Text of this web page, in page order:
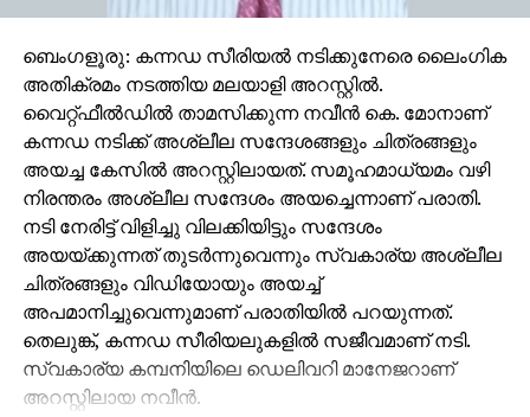
ബെംഗളൂരു: കന്നഡ സീരിയൽ നടിക്കുനേരെ ലൈംഗിക
അതിക്രമം നടത്തിയ മലയാളി അറസ്റ്റിൽ.
വൈറ്റ്‌ഫീൽഡിൽ താമസിക്കുന്ന നവീൻ കെ. മോനാണ്
കന്നഡ നടിക്ക് അശ്ലീല സന്ദേശങ്ങളും ചിത്രങ്ങളും
അയച്ച കേസിൽ അറസ്റ്റിലായത്. സമൂഹമാധ്യമം വഴി
നിരന്തരം അശ്ലീല സന്ദേശം അയച്ചെന്നാണ് പരാതി.
നടി നേരിട്ട് വിളിച്ചു വിലക്കിയിട്ടും സന്ദേശം
അയയ്ക്കുന്നത് തുടർന്നുവെന്നും സ്വകാര്യ അശ്ലീല
ചിത്രങ്ങളും വിഡിയോയും അയച്ച്
അപമാനിച്ചുവെന്നുമാണ് പരാതിയിൽ പറയുന്നത്.
തെലുങ്ക്, കന്നഡ സീരിയലുകളിൽ സജീവമാണ് നടി.
സ്വകാര്യ കമ്പനിയിലെ ഡെലിവറി മാനേജറാണ്
അറസ്റ്റിലായ നവീൻ.